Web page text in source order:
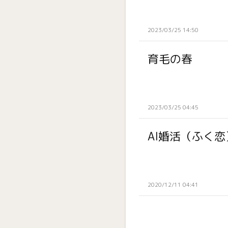
2023/03/25 14:50
育毛の春
2023/03/25 04:45
AI婚活（ふく恋
2020/12/11 04:41